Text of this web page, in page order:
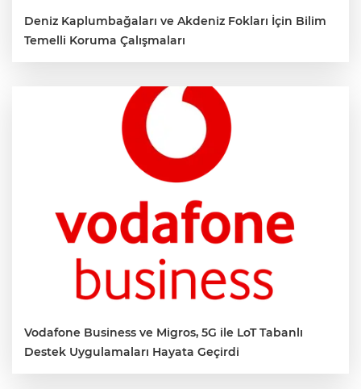
Deniz Kaplumbağaları ve Akdeniz Fokları İçin Bilim
Temelli Koruma Çalışmaları
Vodafone Business ve Migros, 5G ile LoT Tabanlı
Destek Uygulamaları Hayata Geçirdi